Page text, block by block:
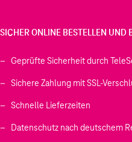
SICHER ONLINE BESTELLEN UND
Geprüfte Sicherheit durch
Sichere Zahlung mit SSL-
Schnelle Lieferzeiten
Datenschutz nach deutschem